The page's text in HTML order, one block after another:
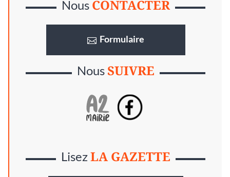
Nous CONTACTER
Formulaire
NousSUIVRE
LisezLA GAZETTE